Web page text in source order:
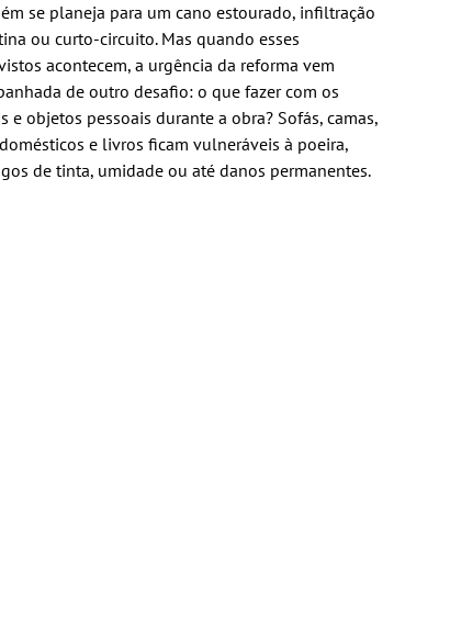
se planeja para um cano estourado, infiltração
ou curto-circuito. Mas quando esses
acontecem, a urgência da reforma vem
de outro desafio: o que fazer com os
e objetos pessoais durante a obra? Sofás, camas,
e livros ficam vulneráveis à poeira,
de tinta, umidade ou até danos permanentes.